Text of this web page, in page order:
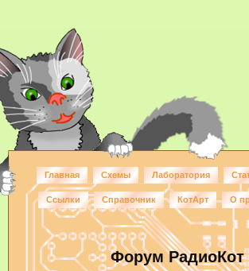
Главная Схемы Лаборатория
Ссылки Справочник КотАрт О
Форум РадиоКот